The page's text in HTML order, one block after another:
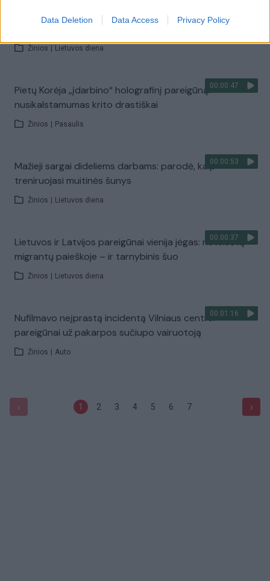
Data Deletion Data Access Privacy Policy
Gaudynės Mažeikių rajone – mėgino pabėgti girtas ir
Žinios Lietuvos diena
00:00:47
Pietų Korėja „įdarbino“ holografinį pareigūną:
nusikalstamumas krito drastiškai
Žinios Pasaulis
00:00:53
Mažieji sargai dideliems darbams: parodė, kaip
treniruojasi muitinės šunys
Žinios Lietuvos diena
00:00:37
Lietuvos ir Latvijos pareigūnai vienija jėgas: neteisėtų
migrantų paieškoje – ir tarnybinis šuo
Žinios Lietuvos diena
00:01:16
Nufilmavo neįprastą incidentą Vilniaus centre:
pareigūnai už pakarpos sučiupo vairuotoją
Žinios Auto
‹ 1 2 3 4 5 6 7 ›